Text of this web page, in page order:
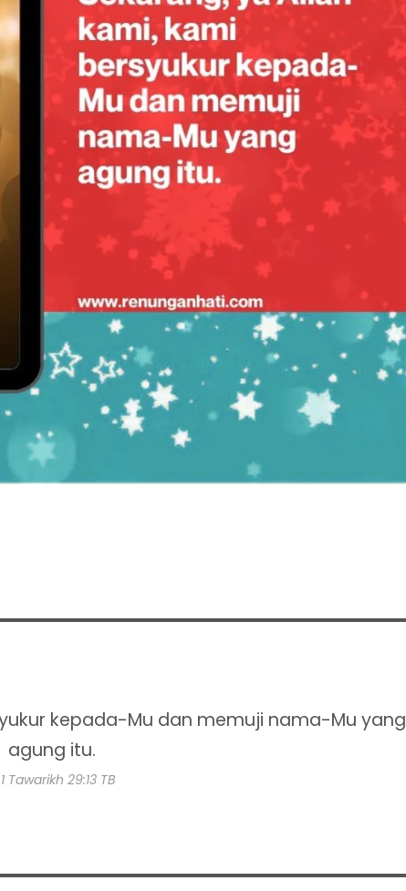
kepada-Mu dan memuji nama-Mu yang
agung itu.
1 Tawarikh 29:13 TB